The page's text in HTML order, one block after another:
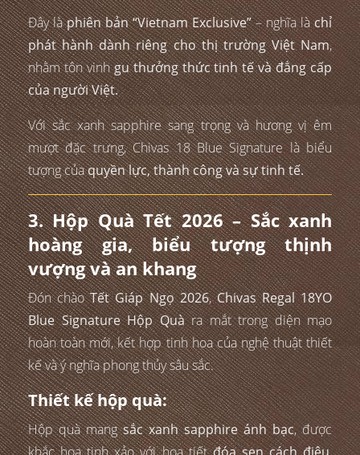
Đây làphiên bản “Vietnam Exclusive”– nghĩa làchỉ
phát hành dành riêng cho thị trường Việt Nam,
nhằm tôn vinhgu thưởng thức tinh tế và đẳng cấp
của người Việt.
Với sắc xanh sapphire sang trọng và hương vị êm
mượt đặc trưng, Chivas 18 Blue Signature là biểu
tượng củaquyền lực, thành công và sự tinh tế.
3. Hộp Quà Tết 2026 – Sắc xanh
hoàng gia, biểu tượng thịnh
vượng và an khang
Đón chàoTết Giáp Ngọ 2026,Chivas Regal 18YO
Blue Signature Hộp Quàra mắt trong diện mạo
hoàn toàn mới, kết hợp tinh hoa của nghệ thuật thiết
kế và ý nghĩa phong thủy sâu sắc.
Thiết kế hộp quà:
Hộp quà mangsắc xanh sapphire ánh bạc, được